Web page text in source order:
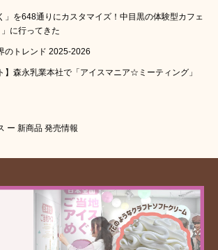
」を648通りにカスタマイズ！中目黒の体験型カフェ
」に行ってきた
のトレンド 2025-2026
】森永乳業本社で「アイスマニア☆ミーティング」
ー 新商品 発売情報